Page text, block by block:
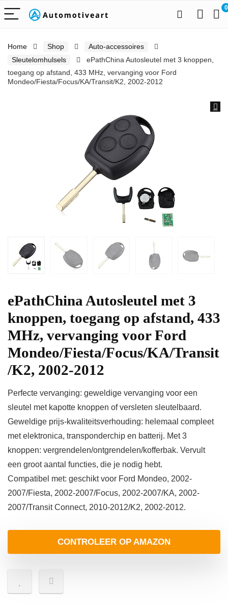
0
Home Shop
Auto-accessoires
Sleutelomhulsels
ePathChina Autosleutel met 3 knoppen,
toegang op afstand, 433 MHz, vervanging voor Ford
Mondeo/Fiesta/Focus/KA/Transit/K2, 2002-2012
ePathChina Autosleutel met 3
knoppen, toegang op afstand, 433
MHz, vervanging voor Ford
Mondeo/Fiesta/Focus/KA/Transit
/K2, 2002-2012
Perfecte vervanging: geweldige vervanging voor een
sleutel met kapotte knoppen of versleten sleutelbaard.
Geweldige prijs-kwaliteitsverhouding: helemaal compleet
met elektronica, transponderchip en batterij. Met 3
knoppen: vergrendelen/ontgrendelen/kofferbak. Vervult
een groot aantal functies, die je nodig hebt.
Compatibel met: geschikt voor Ford Mondeo, 2002-
2007/Fiesta, 2002-2007/Focus, 2002-2007/KA, 2002-
2007/Transit Connect, 2010-2012/K2, 2002-2012.
CONTROLEER OP AMAZON